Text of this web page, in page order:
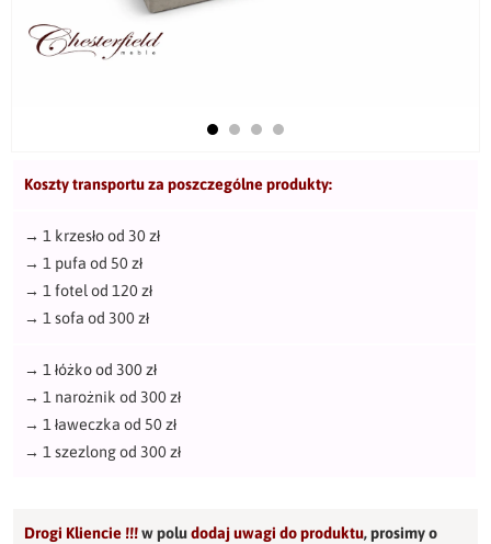
Koszty transportu za poszczególne produkty:
→ 1 krzesło od 30 zł
→ 1 pufa od 50 zł
→ 1 fotel od 120 zł
→ 1 sofa od 300 zł
→ 1 łóżko od 300 zł
→ 1 narożnik od 300 zł
→ 1 ławeczka od 50 zł
→ 1 szezlong od 300 zł
Drogi Kliencie !!!w poludodaj uwagi do produktu,prosimy o